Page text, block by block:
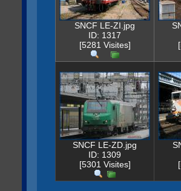
SNCF LE-ZI.jpg
ID: 1317
[5281 Visites]
SNCF LE-ZD.jpg
ID: 1309
[5301 Visites]